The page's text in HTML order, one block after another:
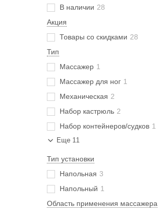
В наличии 28
Акция
Товары со скидками 28
Тип
Массажер 1
Массажер для ног 1
Механическая 2
Набор кастрюль 2
Набор контейнеров/судков 1
Еще 11
Тип установки
Напольная 3
Напольный 1
Область применения массажера